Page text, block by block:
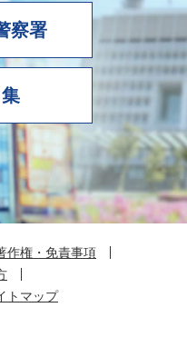
察署
作権・免責事項
トマップ